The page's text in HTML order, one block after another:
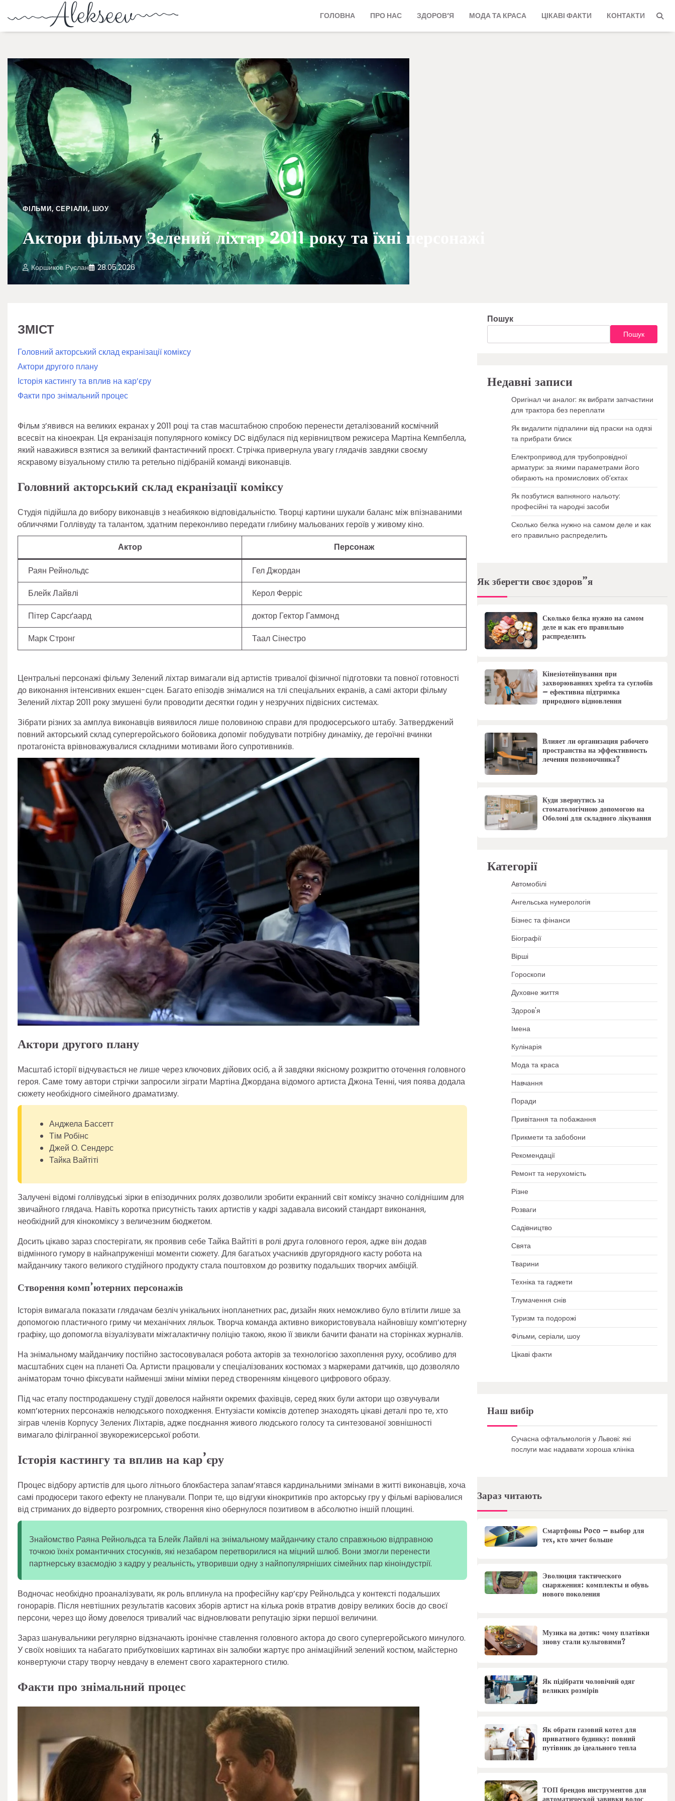
ГОЛОВНА ПРО НАС ЗДОРОВ’Я МОДА ТА КРАСА ЦІКАВІ ФАКТИ КОНТАКТИ
ФІЛЬМИ, СЕРІАЛИ, ШОУ
Актори фільму Зелений ліхтар 2011 року та їхні персонажі
Коршиков Руслан 28.05.2026
ЗМІСТ
Головний акторський склад екранізації коміксу
Актори другого плану
Історія кастингу та вплив на кар’єру
Факти про знімальний процес
Фільм з’явився на великих екранах у 2011 році та став масштабною спробою перенести деталізований космічний
всесвіт на кіноекран. Ця екранізація популярного коміксу DC відбулася під керівництвом режисера Мартіна Кемпбелла,
який наважився взятися за великий фантастичний проєкт. Стрічка привернула увагу глядачів завдяки своєму
яскравому візуальному стилю та ретельно підібраній команді виконавців.
Головний акторський склад екранізації коміксу
Студія підійшла до вибору виконавців з неабиякою відповідальністю. Творці картини шукали баланс між впізнаваними
обличчями Голлівуду та талантом, здатним переконливо передати глибину мальованих героїв у живому кіно.
Актор
Персонаж
Раян Рейнольдс
Гел Джордан
Блейк Лайвлі
Керол Ферріс
Пітер Сарсґаард
доктор Гектор Гаммонд
Марк Стронг
Таал Сінестро
Центральні персонажі фільму Зелений ліхтар вимагали від артистів тривалої фізичної підготовки та повної готовності
до виконання інтенсивних екшен-сцен. Багато епізодів знімалися на тлі спеціальних екранів, а самі актори фільму
Зелений ліхтар 2011 року змушені були проводити десятки годин у незручних підвісних системах.
Зібрати різних за амплуа виконавців виявилося лише половиною справи для продюсерського штабу. Затверджений
повний акторський склад супергеройського бойовика допоміг побудувати потрібну динаміку, де героїчні вчинки
протагоніста врівноважувалися складними мотивами його супротивників.
Актори другого плану
Масштаб історії відчувається не лише через ключових дійових осіб, а й завдяки якісному розкриттю оточення головного
героя. Саме тому автори стрічки запросили зіграти Мартіна Джордана відомого артиста Джона Тенні, чия поява додала
сюжету необхідного сімейного драматизму.
Анджела Бассетт
Тім Робінс
Джей О. Сендерс
Тайка Вайтіті
Залучені відомі голлівудські зірки в епізодичних ролях дозволили зробити екранний світ коміксу значно соліднішим для
звичайного глядача. Навіть коротка присутність таких артистів у кадрі задавала високий стандарт виконання,
необхідний для кінокоміксу з величезним бюджетом.
Досить цікаво зараз спостерігати, як проявив себе Тайка Вайтіті в ролі друга головного героя, адже він додав
відмінного гумору в найнапруженіші моменти сюжету. Для багатьох учасників другорядного касту робота на
майданчику такого великого студійного продукту стала поштовхом до розвитку подальших творчих амбіцій.
Створення комп’ютерних персонажів
Історія вимагала показати глядачам безліч унікальних інопланетних рас, дизайн яких неможливо було втілити лише за
допомогою пластичного гриму чи механічних ляльок. Творча команда активно використовувала найновішу комп’ютерну
графіку, що допомогла візуалізувати міжгалактичну поліцію такою, якою її звикли бачити фанати на сторінках журналів.
На знімальному майданчику постійно застосовувалася робота акторів за технологією захоплення руху, особливо для
масштабних сцен на планеті Оа. Артисти працювали у спеціалізованих костюмах з маркерами датчиків, що дозволяло
аніматорам точно фіксувати найменші зміни міміки перед створенням кінцевого цифрового образу.
Під час етапу постпродакшену студії довелося найняти окремих фахівців, серед яких були актори що озвучували
комп’ютерних персонажів нелюдського походження. Ентузіасти коміксів дотепер знаходять цікаві деталі про те, хто
зіграв членів Корпусу Зелених Ліхтарів, адже поєднання живого людського голосу та синтезованої зовнішності
вимагало філігранної звукорежисерської роботи.
Історія кастингу та вплив на кар’єру
Процес відбору артистів для цього літнього блокбастера запам’ятався кардинальними змінами в житті виконавців, хоча
самі продюсери такого ефекту не планували. Попри те, що відгуки кінокритиків про акторську гру у фільмі варіювалися
від стриманих до відверто розгромних, створення кіно обернулося позитивом в абсолютно іншій площині.
Знайомство Раяна Рейнольдса та Блейк Лайвлі на знімальному майданчику стало справжньою відправною
точкою їхніх романтичних стосунків, які незабаром перетворилися на міцний шлюб. Вони змогли перенести
партнерську взаємодію з кадру у реальність, утворивши одну з найпопулярніших сімейних пар кіноіндустрії.
Водночас необхідно проаналізувати, як роль вплинула на професійну кар’єру Рейнольдса у контексті подальших
гонорарів. Після невтішних результатів касових зборів артист на кілька років втратив довіру великих босів до своєї
персони, через що йому довелося тривалий час відновлювати репутацію зірки першої величини.
Зараз шанувальники регулярно відзначають іронічне ставлення головного актора до свого супергеройського минулого.
У своїх новіших та набагато прибутковіших картинах він залюбки жартує про анімаційний зелений костюм, майстерно
конвертуючи стару творчу невдачу в елемент свого характерного стилю.
Факти про знімальний процес
Пошук
Пошук
Недавні записи
Оригінал чи аналог: як вибрати запчастини
для трактора без переплати
Як видалити підпалини від праски на одязі
та прибрати блиск
Електропривод для трубопровідної
арматури: за якими параметрами його
обирають на промислових об’єктах
Як позбутися вапняного нальоту:
професійні та народні засоби
Сколько белка нужно на самом деле и как
его правильно распределить
Як зберегти своє здоров”я
Сколько белка нужно на самом
деле и как его правильно
распределить
Кінезіотейпування при
захворюваннях хребта та суглобів
– ефективна підтримка
природного відновлення
Влияет ли организация рабочего
пространства на эффективность
лечения позвоночника?
Куди звернутись за
стоматологічною допомогою на
Оболоні для складного лікування
Категорії
Автомобілі
Ангельська нумерологія
Бізнес та фінанси
Біографії
Вірші
Гороскопи
Духовне життя
Здоров'я
Імена
Кулінарія
Мода та краса
Навчання
Поради
Привітання та побажання
Прикмети та забобони
Рекомендації
Ремонт та нерухомість
Різне
Розваги
Садівництво
Свята
Тварини
Техніка та гаджети
Тлумачення снів
Туризм та подорожі
Фільми, серіали, шоу
Цікаві факти
Наш вибір
Сучасна офтальмологія у Львові: які
послуги має надавати хороша клініка
Зараз читають
Смартфоны Poco – выбор для
тех, кто хочет больше
Эволюция тактического
снаряжения: комплекты и обувь
нового поколения
Музика на дотик: чому платівки
знову стали культовими?
Як підібрати чоловічий одяг
великих розмірів
Як обрати газовий котел для
приватного будинку: повний
путівник до ідеального тепла
ТОП брендов инструментов для